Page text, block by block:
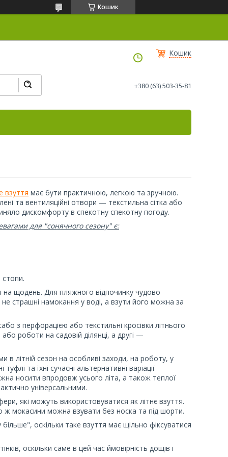
Кошик
Кошик
+380 (63) 503-35-81
взуття має бути практичною, легкою та зручною.
та вентиляційні отвори — текстильна сітка або
дискомфорту в спекотну спекотну погоду.
для "сонячного сезону" є:
стопи.
на щодень. Для пляжного відпочинку чудово
не страшні намокання у воді, а взути його можна за
з перфорацією або текстильні кросівки літнього
роботи на садовій ділянці, а другі —
літній сезон на особливі заходи, на роботу, у
та їхні сучасні альтернативні варіації
носити впродовж усього літа, а також теплої
універсальними.
які можуть використовуватися як літнє взуття.
мокасини можна взувати без носка та під шорти.
оскільки таке взуття має щільно фіксуватися
оскільки саме в цей час ймовірність дощів і